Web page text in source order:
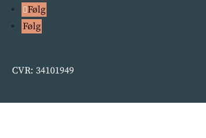
Følg
Følg
CVR: 34101949